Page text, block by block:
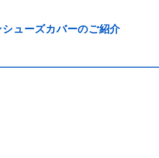
シューズカバーのご紹介